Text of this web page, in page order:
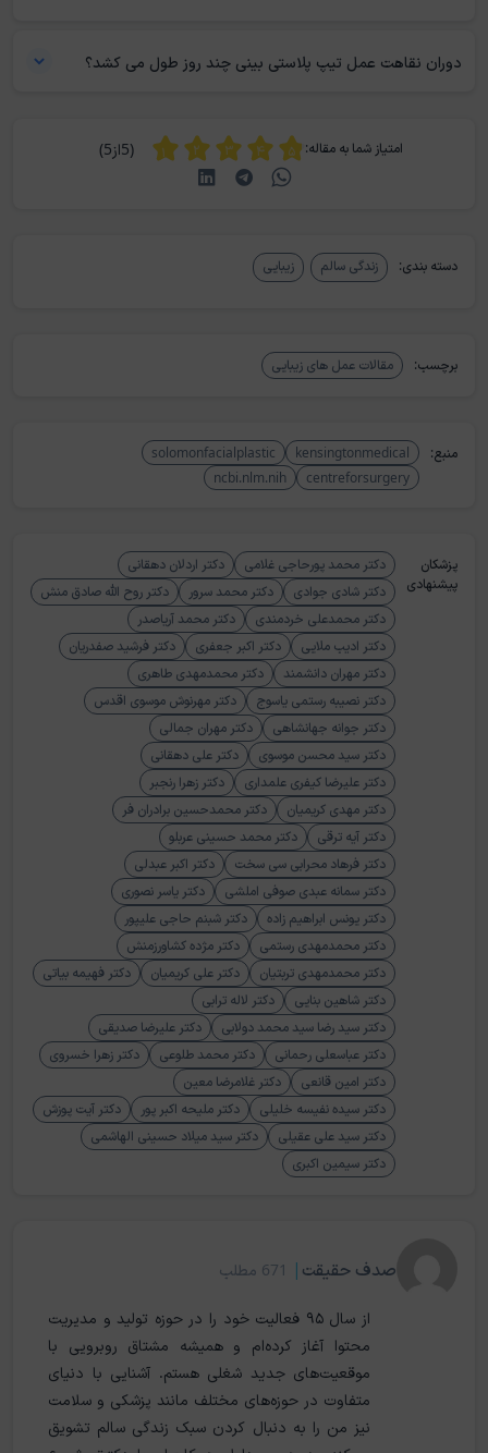
بالا و مشکل شدید در تنفس نیازمند مراجعه فوری به پزشک هستند. همچنین
دوران نقاهت عمل تیپ پلاستی بینی چند روز طول می کشد؟
تورم و کبودی اولیه کاهش یابد و بیمار بتواند فعالیت‌های روزمره سبک را از
سر بگیرد. با این حال، تورم جزئی و حساسیت نوک بینی ممکن است تا چند
امتیاز شما به مقاله: (5از5)
دسته بندی: زندگی سالم زیبایی
برچسب: مقالات عمل های زیبایی
منبع: kensingtonmedical
solomonfacialplastic
centreforsurgery
ncbi.nlm.nih
پزشکان
پیشنهادی
دکتر محمد پورحاجی غلامی
دکتر اردلان دهقانی
دکتر شادی جوادی
دکتر محمد سرور
دکتر روح الله صادق منش
دکتر محمدعلی خردمندی
دکتر محمد آریاصدر
دکتر ادیب ملایی
دکتر اکبر جعفری
دکتر فرشید صفدریان
دکتر مهران دانشمند
دکتر محمدمهدی طاهری
دکتر نصیبه رستمی یاسوج
دکتر مهرنوش موسوی اقدس
دکتر جوانه جهانشاهی
دکتر مهران جمالی
دکتر سید محسن موسوی
دکتر علی دهقانی
دکتر علیرضا کیفری علمداری
دکتر زهرا رنجبر
دکتر مهدی کریمیان
دکتر محمدحسین برادران فر
دکتر آیه ترقی
دکتر محمد حسینی عربلو
دکتر فرهاد محرابی سی سخت
دکتر اکبر عبدلی
دکتر سمانه عبدی صوفی املشی
دکتر یاسر نصوری
دکتر یونس ابراهیم زاده
دکتر شبنم حاجی علیپور
دکتر محمدمهدی رستمی
دکتر مژده کشاورزمنش
دکتر محمدمهدی تربتیان
دکتر علی کریمیان
دکتر فهیمه بیاتی
دکتر شاهین بنایی
دکتر لاله ترابی
دکتر سید رضا سید محمد دولابی
دکتر علیرضا صدیقی
دکتر عباسعلی رحمانی
دکتر محمد طلوعی
دکتر زهرا خسروی
دکتر امین قانعی
دکتر غلامرضا معین
دکتر سیده نفیسه خلیلی
دکتر ملیحه اکبر پور
دکتر آیت پوزش
دکتر سید علی عقیلی
دکتر سید میلاد حسینی الهاشمی
دکتر سیمین اکبری
صدف حقیقت | 671 مطلب
از سال ۹۵ فعالیت خود را در حوزه تولید و مدیریت
محتوا آغاز کرده‌ام و همیشه مشتاق روبرویی با
موقعیت‌های جدید شغلی‌ هستم. آشنایی با دنیای
متفاوت در حوزه‌های مختلف مانند پزشکی و سلامت
نیز من را به دنبال کردن سبک زندگی سالم تشویق